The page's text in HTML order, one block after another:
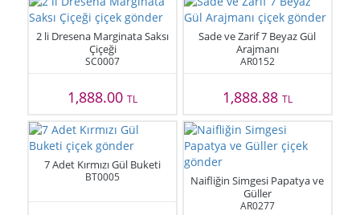
2 li Dresena Marginata Saksı
Çiçeği
SC0007
1,888.00TL
Sade ve Zarif 7 Beyaz Gül
Arajmanı
AR0152
1,888.88 TL
7 Adet Kırmızı Gül Buketi
BT0005
Naifliğin Simgesi Papatya ve
Güller
AR0277